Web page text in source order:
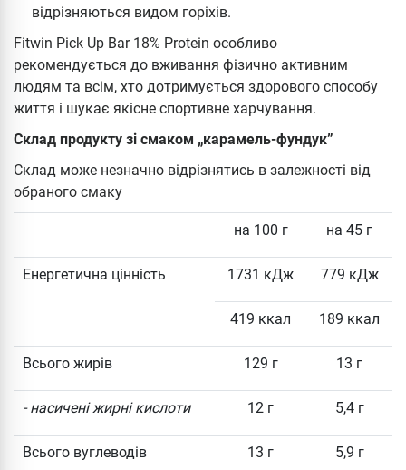
відрізняються видом горіхів.
Fitwin Pick Up Bar 18% Protein особливо
рекомендується до вживання фізично активним
людям та всім, хто дотримується здорового способу
життя і шукає якісне спортивне харчування.
Склад продукту зі смаком „карамель-фундук”
Склад може незначно відрізнятись в залежності від
обраного смаку
на 100 г на 45 г
Енергетична цінність 1731 кДж 779 кДж
419 ккал 189 ккал
Всього жирів 129 г 13 г
- насичені жирні кислоти 12 г 5,4 г
Всього вуглеводів 13 г 5,9 г